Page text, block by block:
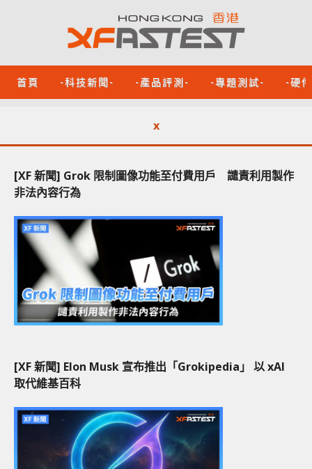
首頁 -科技新聞- -產品評測- -專題測試- -硬
x
[XF 新聞] Grok 限制圖像功能至付費用戶 譴責利用製作
非法內容行為
[XF 新聞] Elon Musk 宣布推出「Grokipedia」 以 xAI
取代維基百科